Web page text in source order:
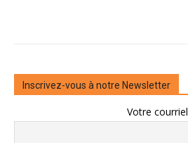
Inscrivez-vous à notre Newsletter
Votre courriel